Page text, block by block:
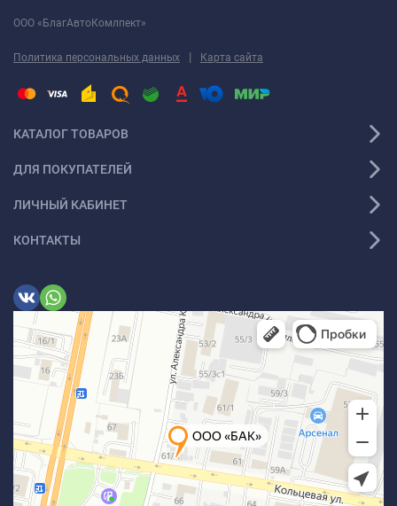
ООО «БлагАвтоКомлпект»
Политика персональных данных | Карта сайта
КАТАЛОГ ТОВАРОВ
ДЛЯ ПОКУПАТЕЛЕЙ
ЛИЧНЫЙ КАБИНЕТ
КОНТАКТЫ